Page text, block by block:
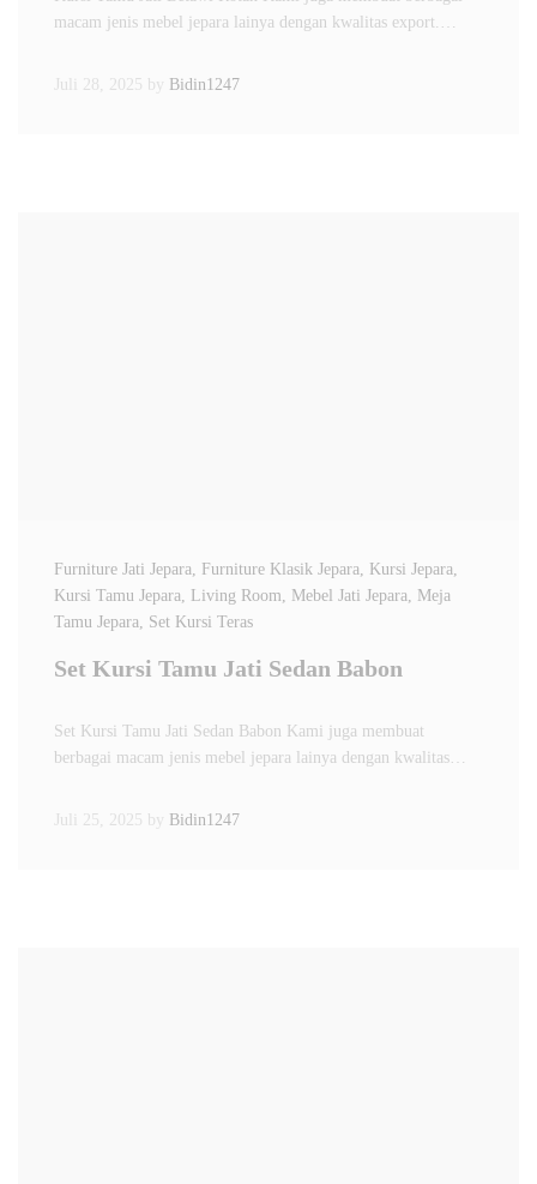
macam jenis mebel jepara lainya dengan kwalitas export.…
Juli 28, 2025 by Bidin1247
Furniture Jati Jepara, Furniture Klasik Jepara, Kursi Jepara,
Kursi Tamu Jepara, Living Room, Mebel Jati Jepara, Meja
Tamu Jepara, Set Kursi Teras
Set Kursi Tamu Jati Sedan Babon
Set Kursi Tamu Jati Sedan Babon Kami juga membuat
berbagai macam jenis mebel jepara lainya dengan kwalitas…
Juli 25, 2025 by Bidin1247